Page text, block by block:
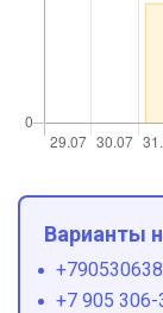
Варианты
+7 905